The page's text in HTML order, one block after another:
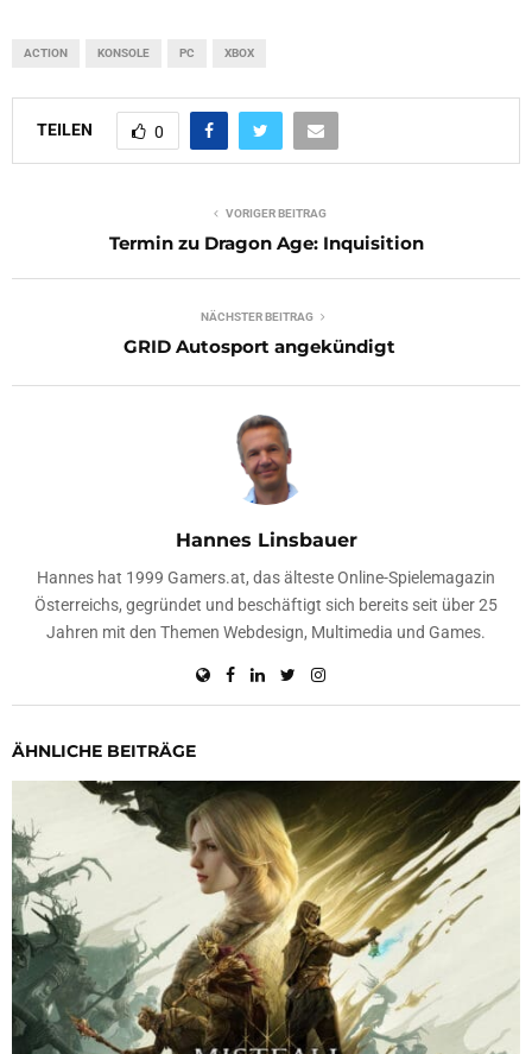
ACTION KONSOLE PC XBOX
TEILEN 0
VORIGER BEITRAG
Termin zu Dragon Age: Inquisition
NÄCHSTER BEITRAG
GRID Autosport angekündigt
Hannes Linsbauer
Hannes hat 1999 Gamers.at, das älteste Online-Spielemagazin
Österreichs, gegründet und beschäftigt sich bereits seit über 25
Jahren mit den Themen Webdesign, Multimedia und Games.
ÄHNLICHE BEITRÄGE